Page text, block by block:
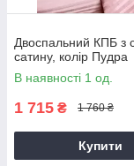
Двоспальний КПБ з
сатину, колір Пудра
В наявності 1 од.
1 715 ₴ 1 760 ₴
Купити